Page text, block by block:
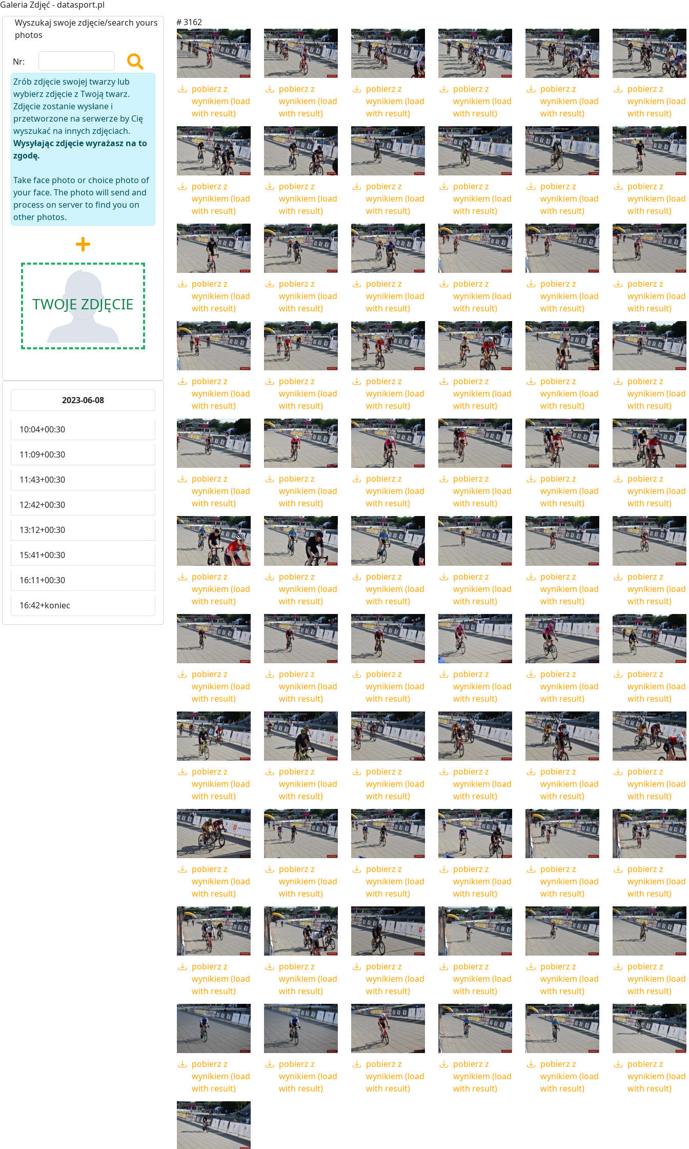
Galeria Zdjęć - datasport.pl
Wyszukaj swoje zdjęcie/search yours
photos
Nr:
Zrób zdjęcie swojej twarzy lub
wybierz zdjęcie z Twoją twarz.
Zdjęcie zostanie wysłane i
przetworzone na serwerze by Cię
wyszukać na innych zdjęciach.
Wysyłając zdjęcie wyrażasz na to
zgodę.
Take face photo or choice photo of
your face. The photo will send and
process on server to find you on
other photos.
TWOJE ZDJĘCIE
2023-06-08
10:04+00:30
11:09+00:30
11:43+00:30
12:42+00:30
13:12+00:30
15:41+00:30
16:11+00:30
16:42+koniec
# 3162
pobierz z
wynikiem (load
with result)
pobierz z
wynikiem (load
with result)
pobierz z
wynikiem (load
with result)
pobierz z
wynikiem (load
with result)
pobierz z
wynikiem (load
with result)
pobierz z
wynikiem (load
with result)
pobierz z
wynikiem (load
with result)
pobierz z
wynikiem (load
with result)
pobierz z
wynikiem (load
with result)
pobierz z
wynikiem (load
with result)
pobierz z
wynikiem (load
with result)
pobierz z
wynikiem (load
with result)
pobierz z
wynikiem (load
with result)
pobierz z
wynikiem (load
with result)
pobierz z
wynikiem (load
with result)
pobierz z
wynikiem (load
with result)
pobierz z
wynikiem (load
with result)
pobierz z
wynikiem (load
with result)
pobierz z
wynikiem (load
with result)
pobierz z
wynikiem (load
with result)
pobierz z
wynikiem (load
with result)
pobierz z
wynikiem (load
with result)
pobierz z
wynikiem (load
with result)
pobierz z
wynikiem (load
with result)
pobierz z
wynikiem (load
with result)
pobierz z
wynikiem (load
with result)
pobierz z
wynikiem (load
with result)
pobierz z
wynikiem (load
with result)
pobierz z
wynikiem (load
with result)
pobierz z
wynikiem (load
with result)
pobierz z
wynikiem (load
with result)
pobierz z
wynikiem (load
with result)
pobierz z
wynikiem (load
with result)
pobierz z
wynikiem (load
with result)
pobierz z
wynikiem (load
with result)
pobierz z
wynikiem (load
with result)
pobierz z
wynikiem (load
with result)
pobierz z
wynikiem (load
with result)
pobierz z
wynikiem (load
with result)
pobierz z
wynikiem (load
with result)
pobierz z
wynikiem (load
with result)
pobierz z
wynikiem (load
with result)
pobierz z
wynikiem (load
with result)
pobierz z
wynikiem (load
with result)
pobierz z
wynikiem (load
with result)
pobierz z
wynikiem (load
with result)
pobierz z
wynikiem (load
with result)
pobierz z
wynikiem (load
with result)
pobierz z
wynikiem (load
with result)
pobierz z
wynikiem (load
with result)
pobierz z
wynikiem (load
with result)
pobierz z
wynikiem (load
with result)
pobierz z
wynikiem (load
with result)
pobierz z
wynikiem (load
with result)
pobierz z
wynikiem (load
with result)
pobierz z
wynikiem (load
with result)
pobierz z
wynikiem (load
with result)
pobierz z
wynikiem (load
with result)
pobierz z
wynikiem (load
with result)
pobierz z
wynikiem (load
with result)
pobierz z
wynikiem (load
with result)
pobierz z
wynikiem (load
with result)
pobierz z
wynikiem (load
with result)
pobierz z
wynikiem (load
with result)
pobierz z
wynikiem (load
with result)
pobierz z
wynikiem (load
with result)